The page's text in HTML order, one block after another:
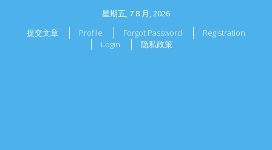
星期五, 7 8 月, 2026
提交文章
Profile Forgot Password
Registration
Login
隐私政策